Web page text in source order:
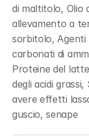
di maltitolo, Olio
allevamento a
sorbitolo, Agenti
carbonati di
Proteine del
degli acidi
avere effetti
guscio, senape